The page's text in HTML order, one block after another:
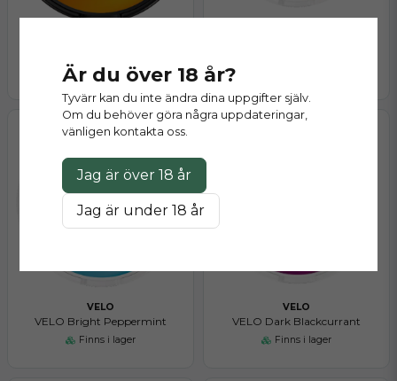
Finns i lager
VELO
VELO Bright Peppermint
Finns i lager
VELO
VELO Dark Blackcurrant
Finns i lager
Är du över 18 år?
Tyvärr kan du inte ändra dina uppgifter själv.
Om du behöver göra några uppdateringar,
vänligen kontakta oss.
Jag är över 18 år
Jag är under 18 år